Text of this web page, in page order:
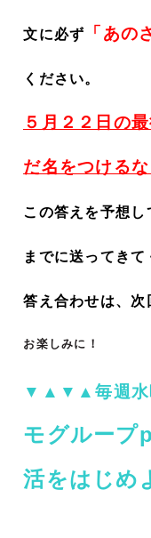
文に必ず 「あの
ください。
５月２２日の
だ名をつけるな
この答えを予想
までに送ってきて
答え合わせは、次
お楽しみに！
▼▲▼▲毎週水
モグループ
活をはじめ